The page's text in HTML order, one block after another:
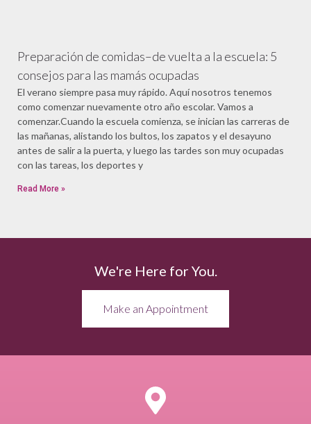
Preparación de comidas–de vuelta a la escuela: 5
consejos para las mamás ocupadas
El verano siempre pasa muy rápido. Aquí nosotros tenemos
como comenzar nuevamente otro año escolar. Vamos a
comenzar.Cuando la escuela comienza, se inician las carreras de
las mañanas, alistando los bultos, los zapatos y el desayuno
antes de salir a la puerta, y luego las tardes son muy ocupadas
con las tareas, los deportes y
Read More »
We're Here for You.
Make an Appointment